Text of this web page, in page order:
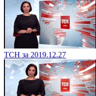
ТСН за 2019.12.27